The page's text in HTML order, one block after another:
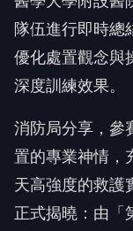
隊伍進行即時總
優化處置觀念與
深度訓練效果。
消防局分享，參
置的專業神情，
天高強度的救護
正式揭曉：由「